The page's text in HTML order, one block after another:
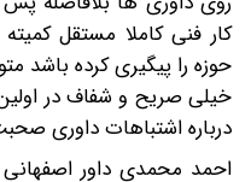
کار فنی کاملا مستقل
حوزه را پیگیری کرده باشد
درباره اشتباهات داوری